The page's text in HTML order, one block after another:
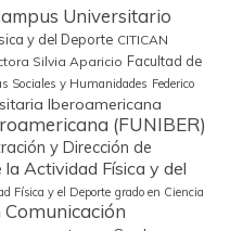
Universitario
y del Deporte CITICAN
Silvia Aparicio Facultad de
Sociales y Humanidades Federico
Iberoamericana
(FUNIBER)
y Dirección de
Actividad Física y del
Física y el Deporte grado en Ciencia
Comunicación